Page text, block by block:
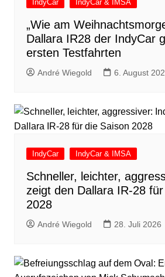
IndyCar IndyCar & IMSA
„Wie am
Dallara IR28 der IndyCar
ersten Testfahrten
André Wiegold 6. August
IndyCar IndyCar & IMSA
Schneller, leichter,
zeigt den Dallara IR-28
2028
André Wiegold 28. Juli 2026